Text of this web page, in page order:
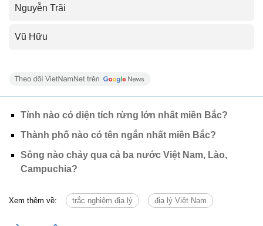
Nguyễn Trãi
Vũ Hữu
Tỉnh nào có diện tích rừng lớn nhất miền Bắc?
Thành phố nào có tên ngắn nhất miền Bắc?
Sông nào chảy qua cả ba nước Việt Nam, Lào,
Campuchia?
Xem thêm về: trắc nghiệm địa lý địa lý Việt Nam